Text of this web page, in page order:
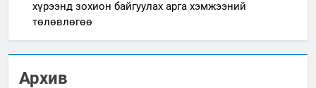
хүрээнд зохион байгуулах арга хэмжээний
төлөвлөгөө
Архив